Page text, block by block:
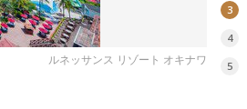
ルネッサンス リゾート オキナワ
3
4
5